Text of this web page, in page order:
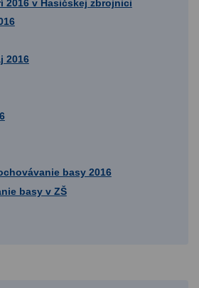
2016 v Hasičskej zbrojnici
2016
basy 2016
basy v ZŠ